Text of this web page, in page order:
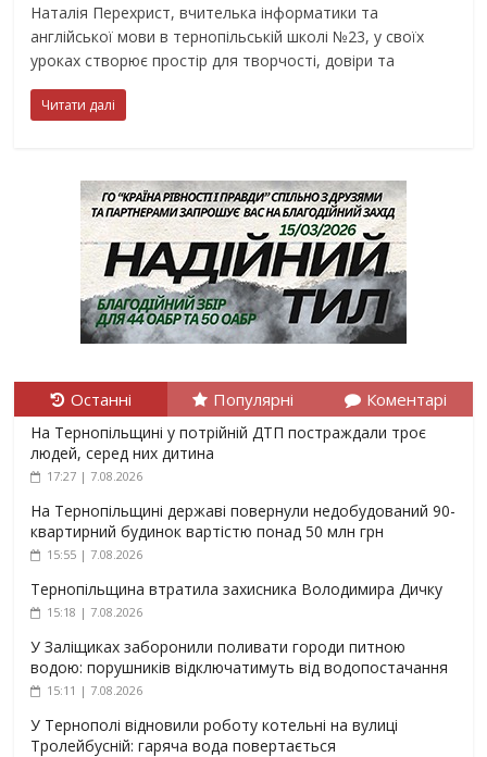
Наталія Перехрист, вчителька інформатики та
англійської мови в тернопільській школі №23, у своїх
уроках створює простір для творчості, довіри та
Читати далі
Останні Популярні Коментарі
На Тернопільщині у потрійній ДТП постраждали троє
людей, серед них дитина
17:27 | 7.08.2026
На Тернопільщині державі повернули недобудований 90-
квартирний будинок вартістю понад 50 млн грн
15:55 | 7.08.2026
Тернопільщина втратила захисника Володимира Дичку
15:18 | 7.08.2026
У Заліщиках заборонили поливати городи питною
водою: порушників відключатимуть від водопостачання
15:11 | 7.08.2026
У Тернополі відновили роботу котельні на вулиці
Тролейбусній: гаряча вода повертається